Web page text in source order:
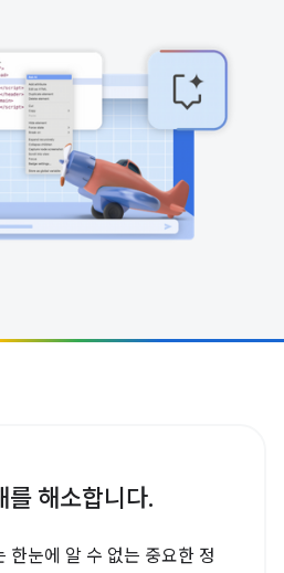
를 해소합니다.
한눈에 알 수 없는 중요한 정